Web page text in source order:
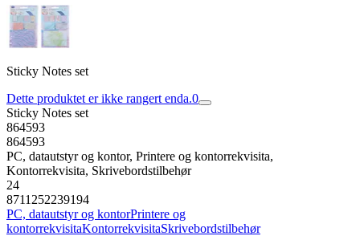
Sticky Notes set
Dette produktet er ikke rangert enda.0
Sticky Notes set
864593
864593
PC, datautstyr og kontor, Printere og kontorrekvisita,
Kontorrekvisita, Skrivebordstilbehør
24
8711252239194
PC, datautstyr og kontorPrintere og
kontorrekvisitaKontorrekvisitaSkrivebordstilbehør